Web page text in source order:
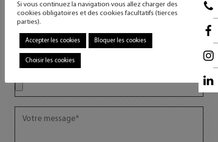
Si vous continuez la navigation vous allez charger des
cookies obligatoires et des cookies facultatifs (tierces
parties).
Accepter les cookies Bloquer les cookies
Choisir les cookies